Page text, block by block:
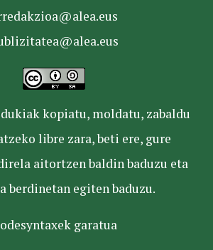
kopiatu, moldatu, zabaldu
libre zara, beti ere, gure
aitortzen baldin baduzu eta
berdinetan egiten baduzu.
garatua